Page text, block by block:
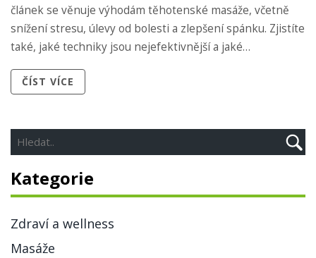
článek se věnuje výhodám těhotenské masáže, včetně
snížení stresu, úlevy od bolesti a zlepšení spánku. Zjistíte
také, jaké techniky jsou nejefektivnější a jaké
vám tato jemná péče během těhotenství může
ČÍST VÍCE
Kategorie
Zdraví a wellness
Masáže